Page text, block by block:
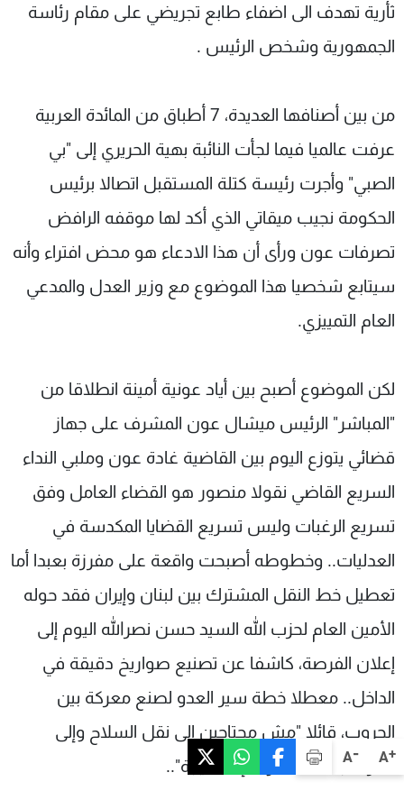
A+
A-
ثأرية تهدف الى اضفاء طابع تجريضي على مقام رئاسة
الجمهورية وشخص الرئيس .
من بين أصنافها العديدة، 7 أطباق من المائدة العربية
عرفت عالميا فيما لجأت النائبة بهية الحريري إلى "بي
الصبي" وأجرت رئيسة كتلة المستقبل اتصالا برئيس
الحكومة نجيب ميقاتي الذي أكد لها موقفه الرافض
تصرفات عون ورأى أن هذا الادعاء هو محض افتراء وأنه
سيتابع شخصيا هذا الموضوع مع وزير العدل والمدعي
العام التمييزي.
لكن الموضوع أصبح بين أياد عونية أمينة انطلاقا من
"المباشر" الرئيس ميشال عون المشرف على جهاز
قضائي يتوزع اليوم بين القاضية غادة عون وملبي النداء
السريع القاضي نقولا منصور هو القضاء العامل وفق
تسريع الرغبات وليس تسريع القضايا المكدسة في
العدليات.. وخطوطه أصبحت واقعة على مفرزة بعبدا أما
تعطيل خط النقل المشترك بين لبنان وإيران فقد حوله
الأمين العام لحزب الله السيد حسن نصرالله اليوم إلى
إعلان الفرصة، كاشفا عن تصنيع صواريخ دقيقة في
الداخل.. معطلا خطة سير العدو لصنع معركة بين
الحروب، قائلا "مش محتاجين إلى نقل السلاح وإلى
معركة بلا طعمة وما إلها نتيجة"..